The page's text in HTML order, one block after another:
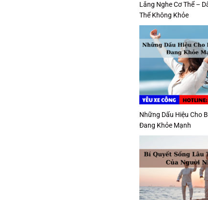
Lắng Nghe Cơ Thể –
Thể Không Khỏe
Những Dấu Hiệu Cho
Đang Khỏe Mạnh